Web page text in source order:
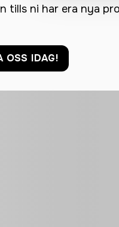
tills ni har era nya
OSS IDAG!